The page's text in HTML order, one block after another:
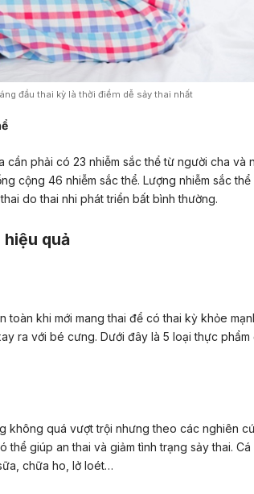
đầu thai kỳ là thời điểm dễ sảy thai nhất
cần phải có 23 nhiễm sắc thể từ người cha và
cộng 46 nhiễm sắc thể. Lượng nhiễm sắc thể
do thai nhi phát triển bất bình thường.
quả
toàn khi mới mang thai để có thai kỳ khỏe
ra với bé cưng. Dưới đây là 5 loại thực
không quá vượt trội nhưng theo các nghiên
thể giúp an thai và giảm tình trạng sảy thai.
chữa ho, lở loét…